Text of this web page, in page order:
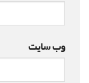
وب‌ سایت